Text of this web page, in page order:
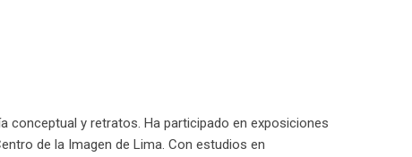
y retratos. Ha participado en exposiciones
de la Imagen de Lima. Con estudios en